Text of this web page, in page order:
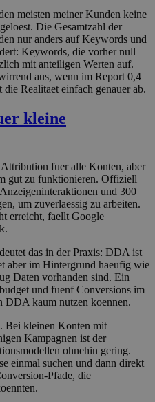
meisten meiner Kunden keine
Die Gesamtzahl der
nur anders auf Keywords und
Keywords, die vorher null
mit anteiligen Werten auf.
aus, wenn im Report 0,4
Realitaet einfach genauer ab.
kleine
fuer alle Konten, aber
gut zu funktionieren. Offiziell
und 300
um zuverlaessig zu arbeiten.
erreicht, faellt Google
das in der Praxis: DDA ist
aber im Hintergrund haeufig wie
Daten vorhanden sind. Ein
und fuenf Conversions im
kaum nutzen koennen.
Bei kleinen Konten mit
Kampagnen ist der
ohnehin gering.
einmal suchen und dann direkt
Pfade, die